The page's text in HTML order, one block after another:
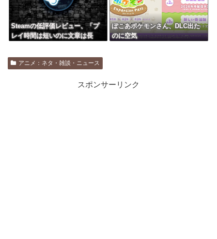
Steamの低評価レビュー、「プ
レイ時間は短いのに文章は長
ぽこあポケモンさん、DLC出た
のに空気
アニメ：ネタ・雑談・ニュース
スポンサーリンク